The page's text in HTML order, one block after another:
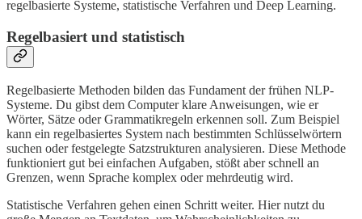
regelbasierte Systeme, statistische Verfahren und Deep Learning.
Regelbasiert und statistisch
Regelbasierte Methoden bilden das Fundament der frühen NLP-
Systeme. Du gibst dem Computer klare Anweisungen, wie er
Wörter, Sätze oder Grammatikregeln erkennen soll. Zum Beispiel
kann ein regelbasiertes System nach bestimmten Schlüsselwörtern
suchen oder festgelegte Satzstrukturen analysieren. Diese Methode
funktioniert gut bei einfachen Aufgaben, stößt aber schnell an
Grenzen, wenn Sprache komplex oder mehrdeutig wird.
Statistische Verfahren gehen einen Schritt weiter. Hier nutzt du